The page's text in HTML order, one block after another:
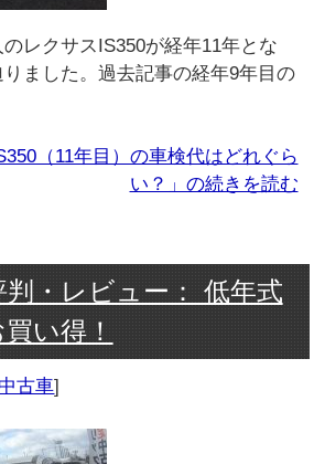
レクサスIS350が経年11年とな
ました。過去記事の経年9年目の
（11年目）の車検代はどれぐら
い？」の続きを読む
・レビュー： 低年式
い得！
中古車]